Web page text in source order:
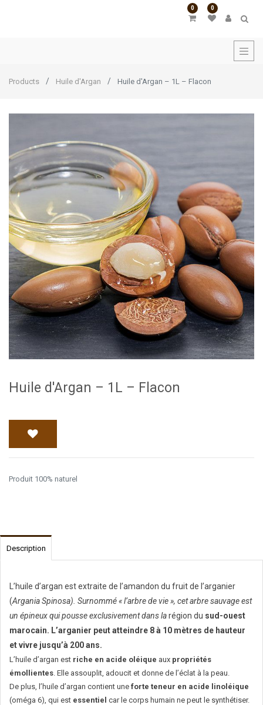
0 0
Products Huile d'Argan Huile d'Argan – 1L – Flacon
Huile d'Argan – 1L – Flacon
Produit 100% naturel
Description
L’huile d’argan est extraite de l’amandon du fruit de l’arganier
(Argania Spinosa). Surnommé « l’arbre de vie », cet arbre sauvage est
un épineux qui pousse exclusivement dans larégion du sud-ouest
marocain. L’arganier peut atteindre 8 à 10 mètres de hauteur
et vivre jusqu’à 200 ans.
L’huile d’argan est riche en acide oléique aux propriétés
émollientes . Elle assouplit, adoucit et donne de l’éclat à la peau.
De plus, l’huile d’argan contient une forte teneur en acide linoléique
(oméga 6), qui est essentiel car le corps humain ne peut le synthétiser.